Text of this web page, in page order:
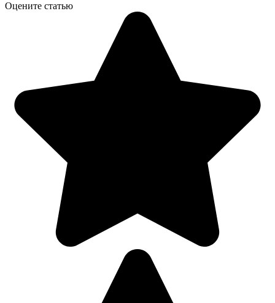
Оцените статью